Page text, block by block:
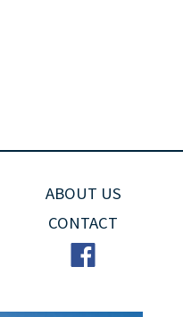
ABOUT US
CONTACT